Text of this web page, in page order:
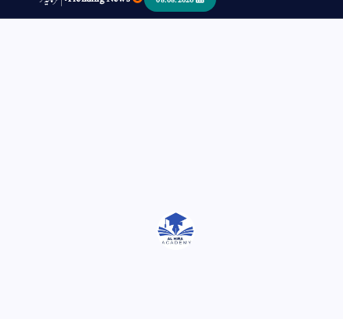
اتر کر حرا سے سوئے قوم آیا